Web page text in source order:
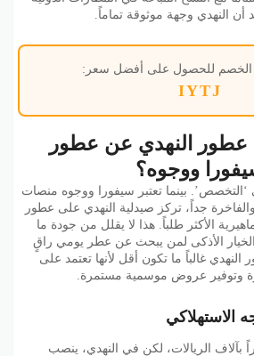
أن النهدي وجهة موثوقة تماماً.
الخصم للحصول على أفضل سعر:
IYTJ
عطور النهدي عن عطور
ووجوه؟
بينما تعتبر سيفورا ووجوه منصات
جداً، تركز صيدلية النهدي على عطور
الأكثر طلباً. هذا لا يقلل من جودة ما
الخيار الأذكى لمن يبحث عن عطر يومي راقٍ
غالباً ما تكون أقل لأنها تعتمد على
وتوفير عروض موسمية مستمرة.
الاستهلاكي
بآلاف الريالات، لكن في النهدي، ينصب